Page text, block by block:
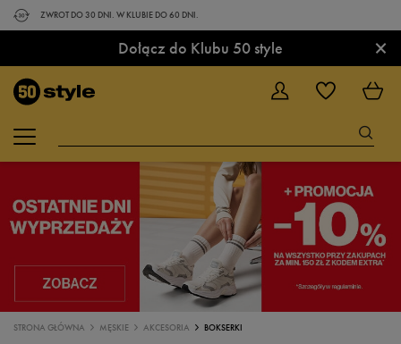
ZWROT DO 30 DNI. W KLUBIE DO 60 DNI.
Dołącz do Klubu 50 style ×
STRONA GŁÓWNA MĘSKIE AKCESORIA BOKSERKI